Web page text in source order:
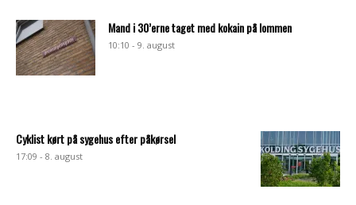
Mand i 30’erne taget med kokain på lommen
10:10 - 9. august
Cyklist kørt på sygehus efter påkørsel
17:09 - 8. august